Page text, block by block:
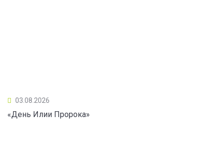
03.08.2026
«День Илии Пророка»